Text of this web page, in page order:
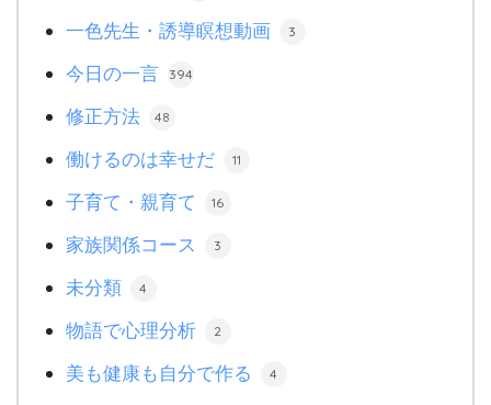
一色先生・誘導瞑想動画 3
今日の一言 394
修正方法 48
働けるのは幸せだ 11
子育て・親育て 16
家族関係コース 3
未分類 4
物語で心理分析 2
美も健康も自分で作る 4